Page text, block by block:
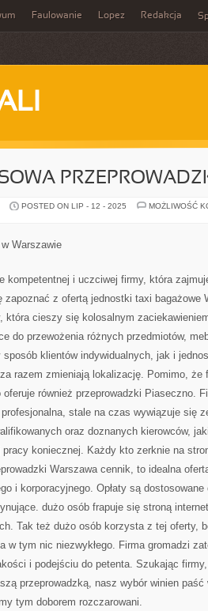
Faulowanie Lopez Redakcja
POSTED ON LIP - 12 - 2025
MOŻLIWOŚĆ
Warszawie
kompetentnej i uczciwej firmy, która
zapoznać z ofertą jednostki taxi bagażowe
która cieszy się kolosalnym
do przewożenia różnych przedmiotów,
sposób klientów indywidualnych, jak i
razem zmieniają lokalizację. Pomimo, że
również przeprowadzki Piaseczno.
stale na czas wywiązuje się
oraz doznanych kierowców,
koniecznej. Każdy kto zerknie na
Warszawa cennik, to idealna
i korporacyjnego. Opłaty są
dużo osób frapuje się stroną
Tak też dużo osób korzysta z tej oferty,
w tym nic niezwykłego. Firma gromadzi
i podejściu do petenta. Szukając
przeprowadzką, nasz wybór winien paść
tym doborem rozczarowani.